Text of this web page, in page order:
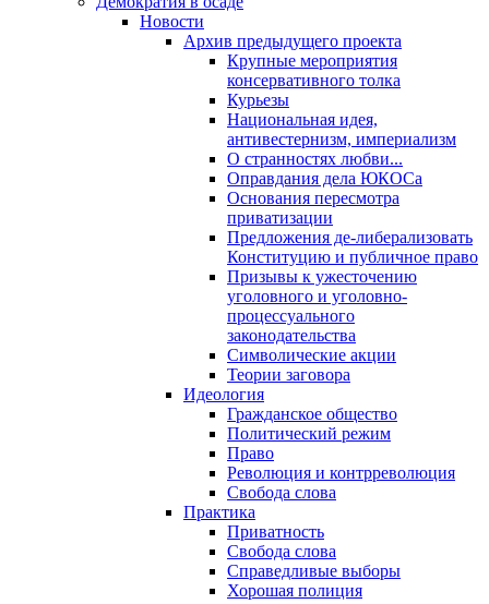
Новости
Архив предыдущего проекта
Крупные мероприятия
консервативного толка
Курьезы
Национальная идея,
антивестернизм, империализм
О странностях любви...
Оправдания дела ЮКОСа
Основания пересмотра
приватизации
Предложения де-либерализовать
Конституцию и публичное право
Призывы к ужесточению
уголовного и уголовно-
процессуального
законодательства
Символические акции
Теории заговора
Идеология
Гражданское общество
Политический режим
Право
Революция и контрреволюция
Свобода слова
Практика
Приватность
Свобода слова
Справедливые выборы
Хорошая полиция